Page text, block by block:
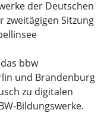
der Deutschen
zweitägigen Sitzung
bbw
und Brandenburg
zu digitalen
Bildungswerke.